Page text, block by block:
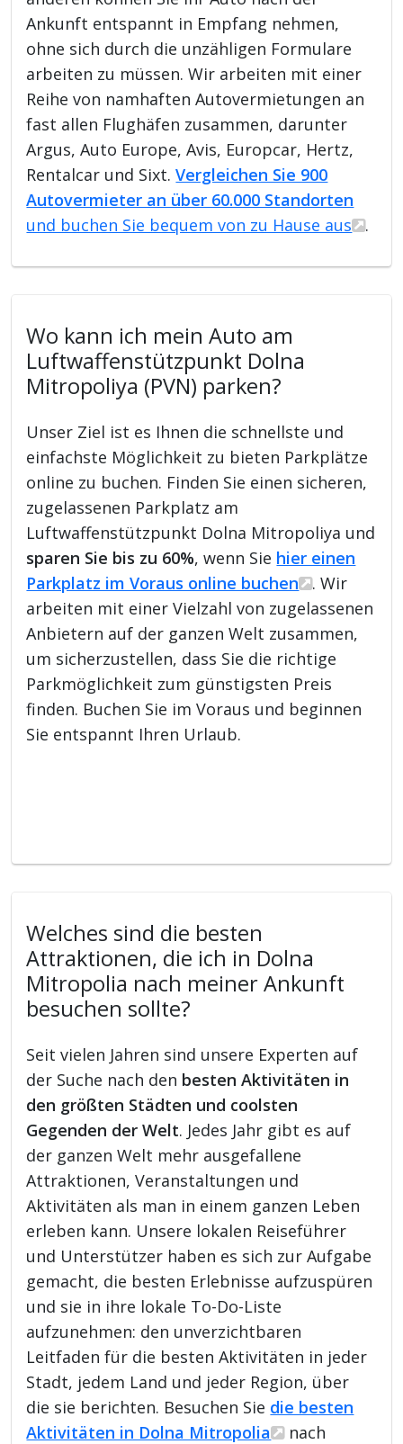
Ankunft entspannt in Empfang nehmen,
ohne sich durch die unzähligen Formulare
arbeiten zu müssen. Wir arbeiten mit einer
Reihe von namhaften Autovermietungen an
fast allen Flughäfen zusammen, darunter
Argus, Auto Europe, Avis, Europcar, Hertz,
Rentalcar und Sixt.Vergleichen Sie 900
Autovermieter an über 60.000 Standorten
und buchen Sie bequem von zu Hause aus
.
Wo kann ich mein Auto am
Luftwaffenstützpunkt Dolna
Mitropoliya (PVN) parken?
Unser Ziel ist es Ihnen die schnellste und
einfachste Möglichkeit zu bieten Parkplätze
online zu buchen. Finden Sie einen sicheren,
zugelassenen Parkplatz am
Luftwaffenstützpunkt Dolna Mitropoliya und
sparen Sie bis zu 60%, wenn Sie hier einen
Parkplatz im Voraus online buchen
. Wir
arbeiten mit einer Vielzahl von zugelassenen
Anbietern auf der ganzen Welt zusammen,
um sicherzustellen, dass Sie die richtige
Parkmöglichkeit zum günstigsten Preis
finden. Buchen Sie im Voraus und beginnen
Sie entspannt Ihren Urlaub.
Welches sind die besten
Attraktionen, die ich in Dolna
Mitropolia nach meiner Ankunft
besuchen sollte?
Seit vielen Jahren sind unsere Experten auf
der Suche nach den besten Aktivitäten in
den größten Städten und coolsten
Gegenden der Welt. Jedes Jahr gibt es auf
der ganzen Welt mehr ausgefallene
Attraktionen, Veranstaltungen und
Aktivitäten als man in einem ganzen Leben
erleben kann. Unsere lokalen Reiseführer
und Unterstützer haben es sich zur Aufgabe
gemacht, die besten Erlebnisse aufzuspüren
und sie in ihre lokale To-Do-Liste
aufzunehmen: den unverzichtbaren
Leitfaden für die besten Aktivitäten in jeder
Stadt, jedem Land und jeder Region, über
die sie berichten. Besuchen Sie die besten
Aktivitäten in Dolna Mitropolia
nach